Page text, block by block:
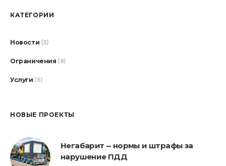
КАТЕГОРИИ
Новости (3)
Ограничения (8)
Услуги (6)
НОВЫЕ ПРОЕКТЫ
Негабарит — нормы и штрафы за
нарушение ПДД